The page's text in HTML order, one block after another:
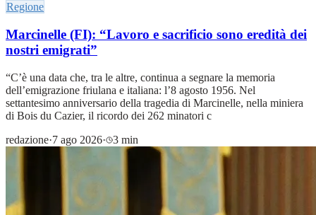
Regione
Marcinelle (FI): “Lavoro e sacrificio sono eredità dei
nostri emigrati”
“C’è una data che, tra le altre, continua a segnare la memoria
dell’emigrazione friulana e italiana: l’8 agosto 1956. Nel
settantesimo anniversario della tragedia di Marcinelle, nella miniera
di Bois du Cazier, il ricordo dei 262 minatori c
redazione·7 ago 2026· 3 min